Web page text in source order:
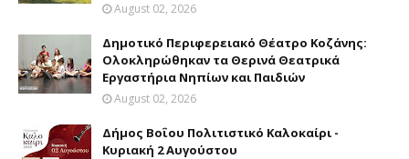
August 02, 2026
Δημοτικό Περιφερειακό Θέατρο Κοζάνης:
Ολοκληρώθηκαν τα Θερινά Θεατρικά
Εργαστήρια Νηπίων και Παιδιών
August 02, 2026
Δήμος Βοΐου Πολιτιστικό Καλοκαίρι -
Κυριακή 2 Αυγούστου